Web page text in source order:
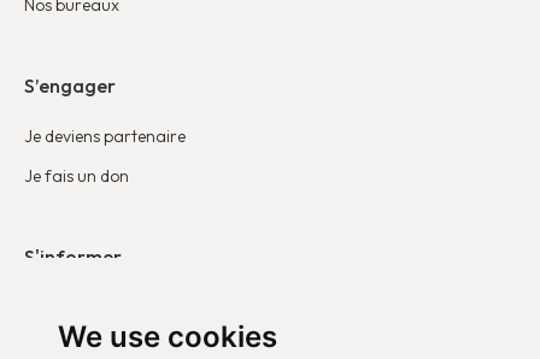
We use cookies
Nos bureaux
S’engager
Je deviens partenaire
Je fais un don
S'informer
Contacter